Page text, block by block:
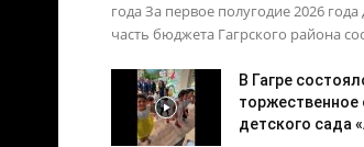
года За первое полугодие 2026 года
часть бюджета Гагрского района
В Гагре
торжественное
детского сада